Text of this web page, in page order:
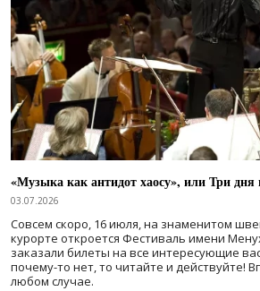
«Музыка как антидот хаосу», или Три
03.07.2026
Совсем скоро, 16 июля, на знаменитом
курорте откроется Фестиваль имени
заказали билеты на все интересующие
почему-то нет, то читайте и действуйте!
любом случае.